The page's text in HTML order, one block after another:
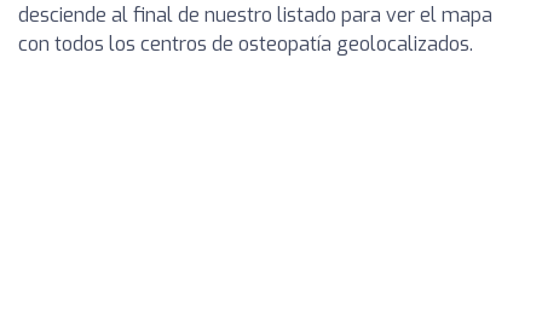
desciende al final de nuestro listado para ver el mapa
con todos los centros de osteopatía geolocalizados.